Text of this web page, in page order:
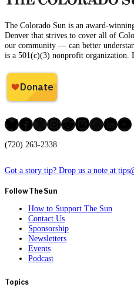
The Colorado Sun is an award-
Denver that strives to cover all of
our community — can better
is a 501(c)(3) nonprofit organization.
Bluesky
Facebook
X Instagram
Reddit
Mastodon
Threads
(720) 263-2338
Got a story tip? Drop us a note at
Follow The Sun
How to Support The Sun
Contact Us
Sponsorship
Newsletters
Events
Podcast
Topics